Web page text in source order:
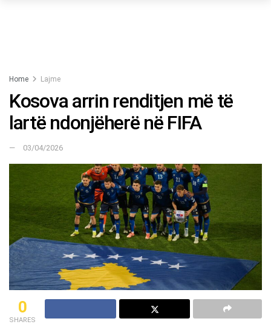
Home Lajme
Kosova arrin renditjen më të
lartë ndonjëherë në FIFA
03/04/2026
0
SHARES